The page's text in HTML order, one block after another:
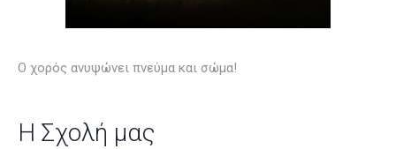
Ο χορός ανυψώνει πνεύμα και σώμα!
Η Σχολή μας